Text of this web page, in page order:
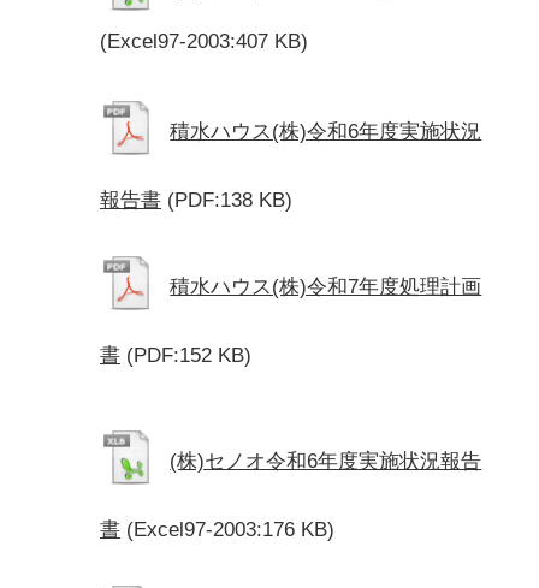
(Excel97-2003:407 KB)
積水ハウス(株)令和6年度実施状況
報告書 (PDF:138 KB)
積水ハウス(株)令和7年度処理計画
書 (PDF:152 KB)
(株)セノオ令和6年度実施状況報告
書 (Excel97-2003:176 KB)